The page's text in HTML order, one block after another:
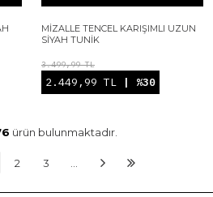
MIZALLE TENCEL KARIŞIMLI UZUN
SIYAH TUNIK
3.499,99 TL
2.449,99 TL | %30
ürün bulunmaktadır.
2 3